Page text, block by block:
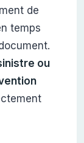
de
temps
ou